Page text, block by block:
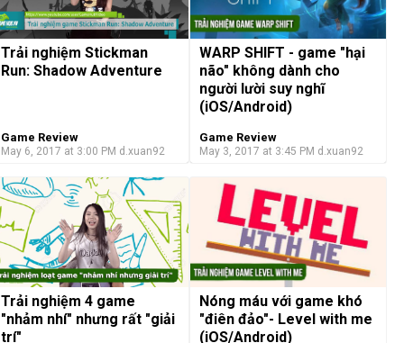
Trải nghiệm Stickman
Run: Shadow Adventure
Game Review
May 6, 2017 at 3:00 PM d.xuan92
WARP SHIFT - game "hại
não" không dành cho
người lười suy nghĩ
(iOS/Android)
Game Review
May 3, 2017 at 3:45 PM d.xuan92
Trải nghiệm 4 game
"nhảm nhí" nhưng rất "giải
trí"
Nóng máu với game khó
"điên đảo"- Level with me
(iOS/Android)